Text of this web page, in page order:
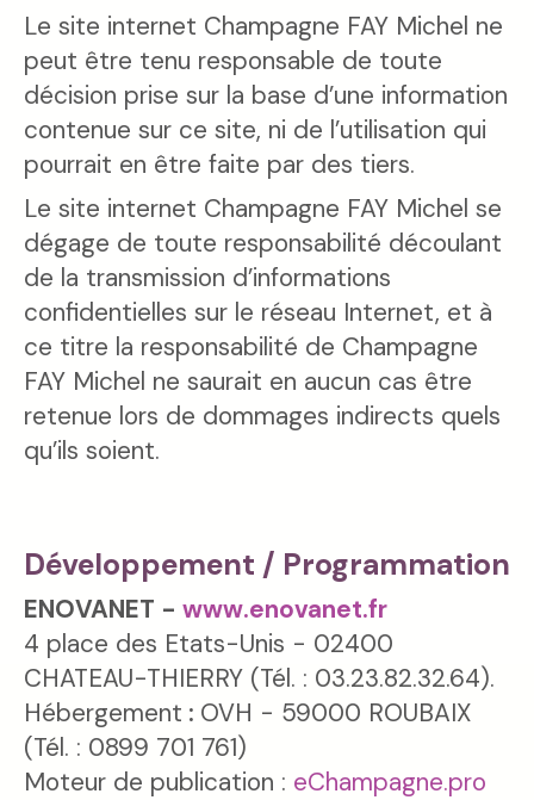
Le site internet Champagne FAY Michel ne
peut être tenu responsable de toute
décision prise sur la base d’une information
contenue sur ce site, ni de l’utilisation qui
pourrait en être faite par des tiers.
Le site internet Champagne FAY Michel se
dégage de toute responsabilité découlant
de la transmission d’informations
confidentielles sur le réseau Internet, et à
ce titre la responsabilité de Champagne
FAY Michel ne saurait en aucun cas être
retenue lors de dommages indirects quels
qu’ils soient.
Développement / Programmation
ENOVANET - www.enovanet.fr
4 place des Etats-Unis - 02400
CHATEAU-THIERRY (Tél. : 03.23.82.32.64).
Hébergement : OVH - 59000 ROUBAIX
(Tél. : 0899 701 761)
Moteur de publication : eChampagne.pro